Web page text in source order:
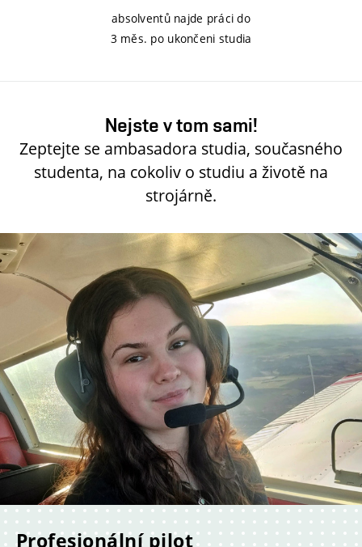
absolventů najde práci do
3 měs. po ukončeni studia
Nejste v tom sami!
Zeptejte se ambasadora studia, současného
studenta, na cokoliv o studiu a životě na
strojárně.
Profesionální pilot